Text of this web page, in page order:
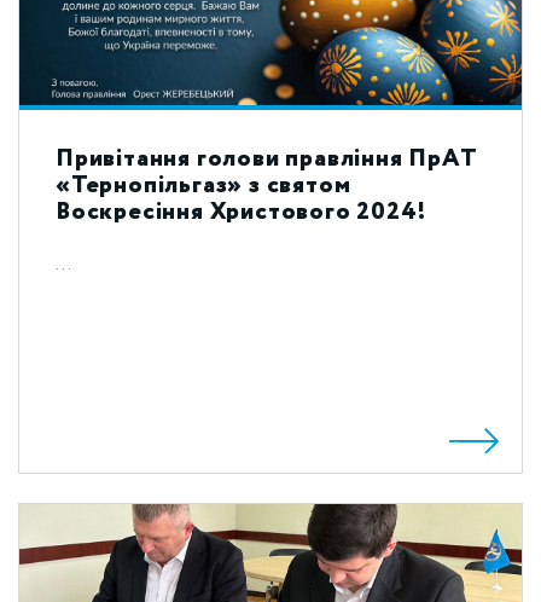
Привітання голови правління ПрАТ
«Тернопільгаз» з святом
Воскресіння Христового 2024!
...